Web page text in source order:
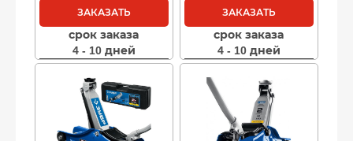
ЗАКАЗАТЬ
срок заказа
4 - 10 дней
ЗАКАЗАТЬ
срок заказа
4 - 10 дней